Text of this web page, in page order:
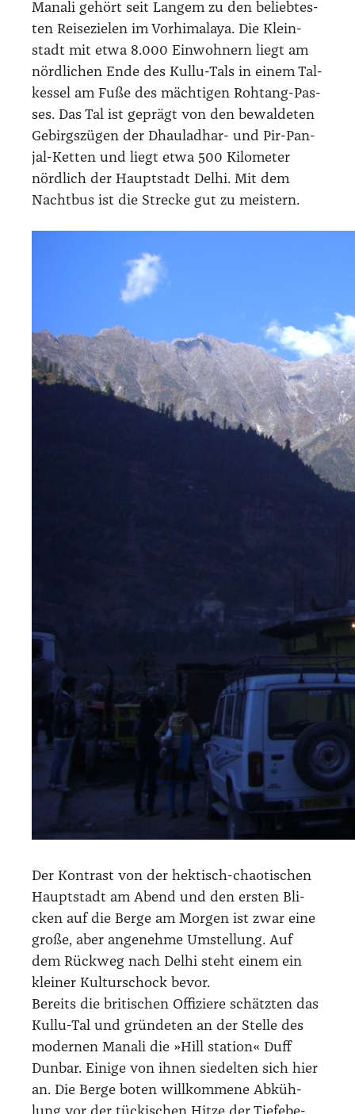
Mana­li gehört seit Lan­gem zu den belieb­tes­
ten Rei­se­zie­len im Vorhi­ma­la­ya. Die Klein­
stadt mit etwa 8.000 Ein­woh­nern liegt am
nörd­li­chen Ende des Kul­lu-Tals in einem Tal­
kes­sel am Fuße des mäch­ti­gen Roh­tang-Pas­
ses. Das Tal ist geprägt von den bewal­de­ten
Gebirgs­zü­gen der Dhau­lad­har- und Pir-Pan­
jal-Ket­ten und liegt etwa 500 Kilo­me­ter
nörd­lich der Haupt­stadt Delhi. Mit dem
Nacht­bus ist die Stre­cke gut zu meis­tern.
Der Kon­trast von der hek­tisch-chao­ti­schen
Haupt­stadt am Abend und den ers­ten Bli­
cken auf die Ber­ge am Mor­gen ist zwar eine
gro­ße, aber ange­neh­me Umstel­lung. Auf
dem Rück­weg nach Delhi steht einem ein
klei­ner Kul­tur­schock bevor.
Bereits die bri­ti­schen Offi­zie­re schätz­ten das
Kul­lu-Tal und grün­de­ten an der Stel­le des
moder­nen Mana­li die »Hill sta­ti­on« Duff
Dun­bar. Eini­ge von ihnen sie­del­ten sich hier
an. Die Ber­ge boten will­kom­me­ne Abküh­